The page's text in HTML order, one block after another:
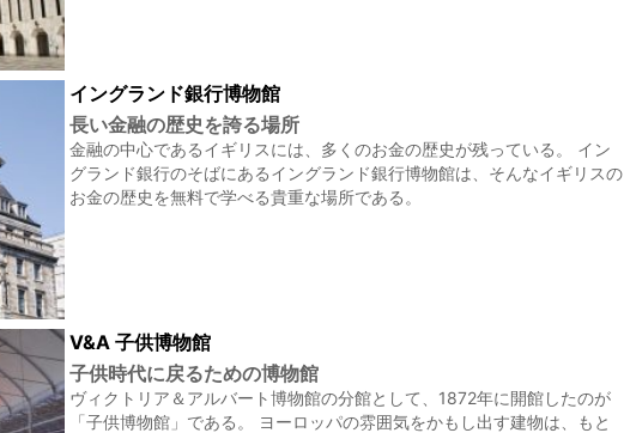
イングランド銀行博物館
長い金融の歴史を誇る場所
金融の中心であるイギリスには、多くのお金の歴史が残っている。 イン
グランド銀行のそばにあるイングランド銀行博物館は、そんなイギリスの
お金の歴史を無料で学べる貴重な場所である。
V&A 子供博物館
子供時代に戻るための博物館
ヴィクトリア＆アルバート博物館の分館として、1872年に開館したのが
「子供博物館」である。 ヨーロッパの雰囲気をかもし出す建物は、もと